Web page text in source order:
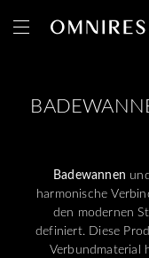
Badewannen
harmonische
den modernen
definiert. Diese
Verbundmaterial